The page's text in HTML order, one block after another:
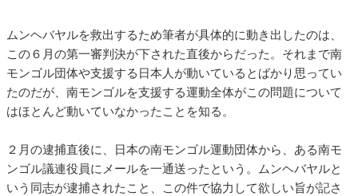
ムンヘバヤルを救出するため筆者が具体的に動き出したのは、
この６月の第一審判決が下された直後からだった。それまで南
モンゴル団体や支援する日本人が動いているとばかり思ってい
たのだが、南モンゴルを支援する運動全体がこの問題について
はほとんど動いていなかったことを知る。
２月の逮捕直後に、日本の南モンゴル運動団体から、ある南モ
ンゴル議連役員にメールを一通送ったという。ムンヘバヤルと
いう同志が逮捕されたこと、この件で協力して欲しい旨が記さ